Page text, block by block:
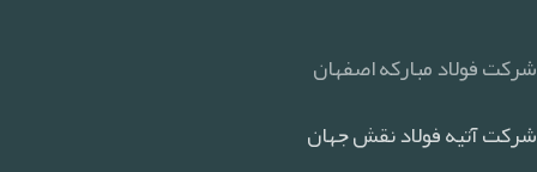
شرکت فولاد مبارکه اصفهان
شرکت آتیه فولاد نقش جهان